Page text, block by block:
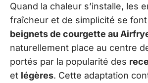
Quand la chaleur s’installe, les
fraîcheur et de simplicité se
beignets de courgette au
naturellement place au centre
portés par la popularité des
et légères. Cette adaptation